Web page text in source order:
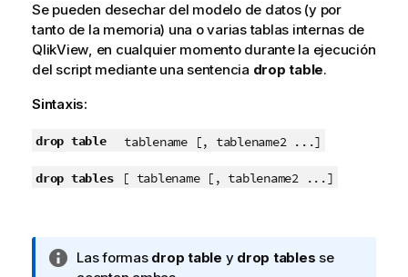
Se pueden desechar del modelo de datos (y por
tanto de la memoria) una o varias tablas internas de
QlikView, en cualquier momento durante la ejecución
del script mediante una sentencia drop table.
Sintaxis:
drop table tablename [, tablename2 ...]
drop tables [ tablename [, tablename2 ...]
N
Las formas drop table y drop tables se